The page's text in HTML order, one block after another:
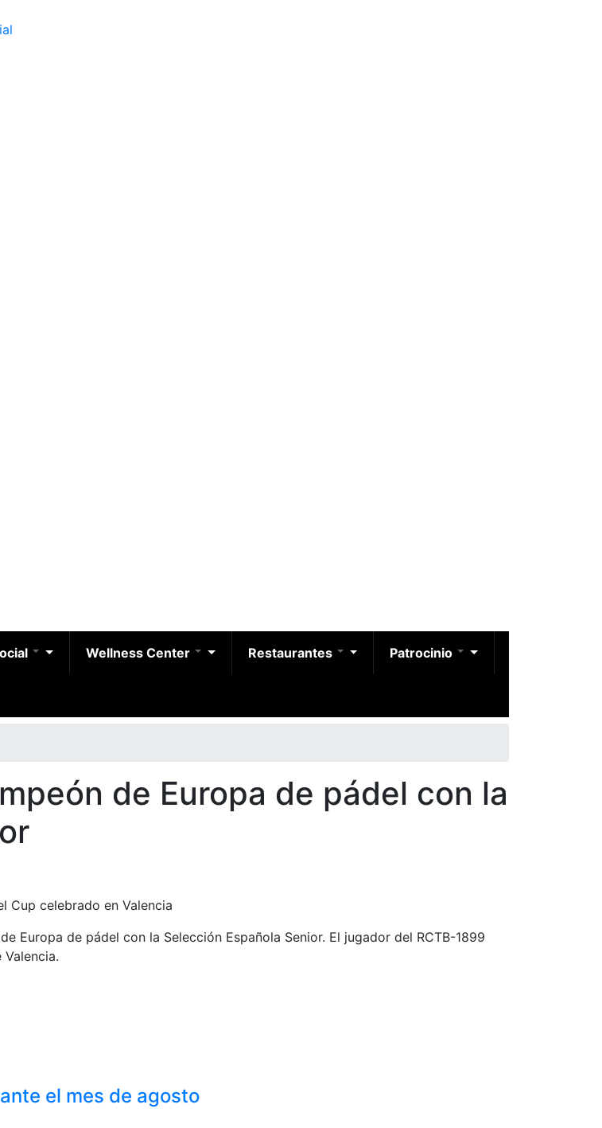
Wellness Center Restaurantes Patrocinio
de Europa de pádel con la
Cup celebrado en Valencia
Europa de pádel con la Selección Española Senior. El jugador del RCTB-1899
el mes de agosto